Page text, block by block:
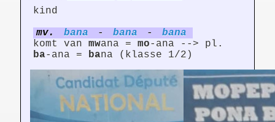
kind
mv.
bana - bana -
bana
komt van mwana = mo-ana --> pl.
ba-ana = bana (klasse 1/2)